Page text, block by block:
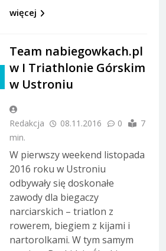
więcej
Team nabiegowkach.pl
w I Triathlonie Górskim
w Ustroniu
Redakcja 08.11.2016 0
7
min.
W pierwszy weekend listopada
2016 roku w Ustroniu
odbywały się doskonałe
zawody dla biegaczy
narciarskich – triatlon z
rowerem, biegiem z kijami i
nartorolkami. W tym samym